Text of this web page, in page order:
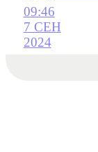
09:46
7 СЕН
2024